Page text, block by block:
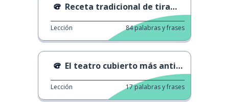
Receta tradicional de tiramisù
Lección 84palabras y frases
El teatro cubierto más antiguo del mundo
Lección 17palabras y frases